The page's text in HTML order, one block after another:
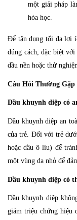
một giải pháp
hóa học.
Để tận dụng tối đa lợi
đúng cách, đặc biệt
dầu nền hoặc thử
Câu Hỏi Thường
Dầu khuynh diệp có
Dầu khuynh diệp an
của trẻ. Đối với trẻ
hoặc dầu ô liu) để
một vùng da nhỏ để
Dầu khuynh diệp có
Dầu khuynh diệp
giảm triệu chứng hiệu